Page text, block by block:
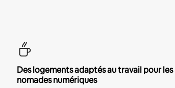
Des logements adaptés au travail pour les
nomades numériques